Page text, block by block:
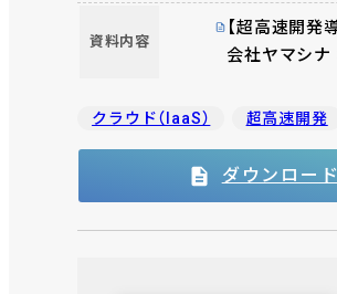
進捗の可視化でDX を加速
資料内容
【超高速開発
会社ヤマシナ
クラウド（IaaS） 超高速開発
ダウンロード